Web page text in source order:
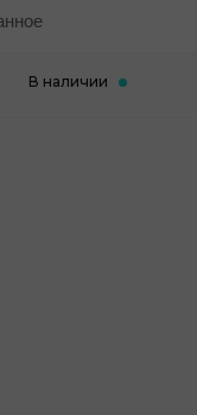
В наличии